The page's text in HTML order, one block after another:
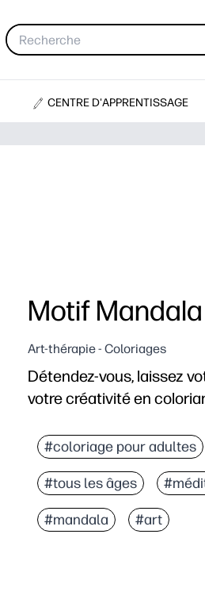
CENTRE D'APPRENTISSAGE
Motif
Art-thérapie - Coloriages
Détendez-vous, laissez
votre créativité en
Vous pouvez imprimer
Les lignes complexes
Vous pouvez l'utiliser
Il fonctionne avec des
#coloriage pour adultes
#tous les âges
#mandala #art